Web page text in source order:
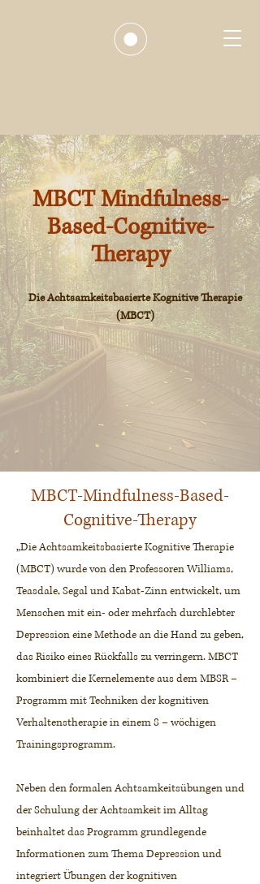
MBCT Mindfulness-
Based-Cognitive-
Therapy
Die Achtsamkeitsbasierte Kognitive Therapie
(MBCT)
MBCT-Mindfulness-Based-
Cognitive-Therapy
„Die Achtsamkeitsbasierte Kognitive Therapie
(MBCT) wurde von den Professoren Williams,
Teasdale, Segal und Kabat-Zinn entwickelt, um
Menschen mit ein- oder mehrfach durchlebter
Depression eine Methode an die Hand zu geben,
das Risiko eines Rückfalls zu verringern. MBCT
kombiniert die Kernelemente aus dem MBSR –
Programm mit Techniken der kognitiven
Verhaltenstherapie in einem 8 – wöchigen
Trainingsprogramm.
Neben den formalen Achtsamkeitsübungen und
der Schulung der Achtsamkeit im Alltag
beinhaltet das Programm grundlegende
Informationen zum Thema Depression und
integriert Übungen der kognitiven